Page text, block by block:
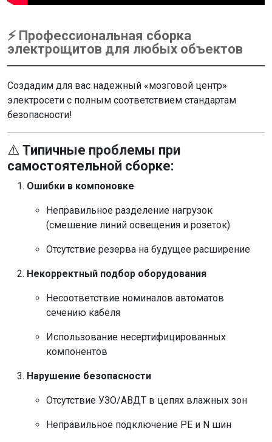
⚡ Профессиональная сборка
электрощитов для любых объектов
Создадим для вас надежный «мозговой центр»
электросети с полным соответствием стандартам
безопасности!
⚠️ Типичные проблемы при
самостоятельной сборке:
Ошибки в компоновке
Неправильное разделение нагрузок
(смешение линий освещения и розеток)
Отсутствие резерва на будущее расширение
Некорректный подбор оборудования
Несоответствие номиналов автоматов
сечению кабеля
Использование несертифицированных
компонентов
Нарушение безопасности
Отсутствие УЗО/АВДТ в цепях влажных зон
Неправильное подключение PE и N шин